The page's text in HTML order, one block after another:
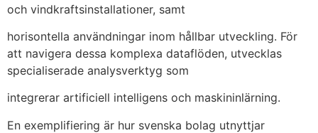
och vindkraftsinstallationer, samt
horisontella användningar inom hållbar utveckling. För
att navigera dessa komplexa dataflöden, utvecklas
specialiserade analysverktyg som
integrerar artificiell intelligens och maskininlärning.
En exemplifiering är hur svenska bolag utnyttjar